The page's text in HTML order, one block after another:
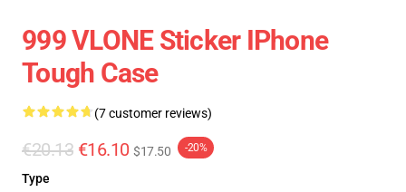
999 VLONE Sticker IPhone
Tough Case
(7 customer reviews)
€20.13 €16.10 $17.50 -20%
Type